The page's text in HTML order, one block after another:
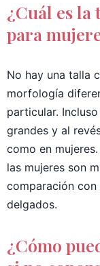
¿Cuál es la
para
No hay una talla
morfología
particular.
grandes y al
como en
las mujeres son
comparación
delgados.
¿Cómo